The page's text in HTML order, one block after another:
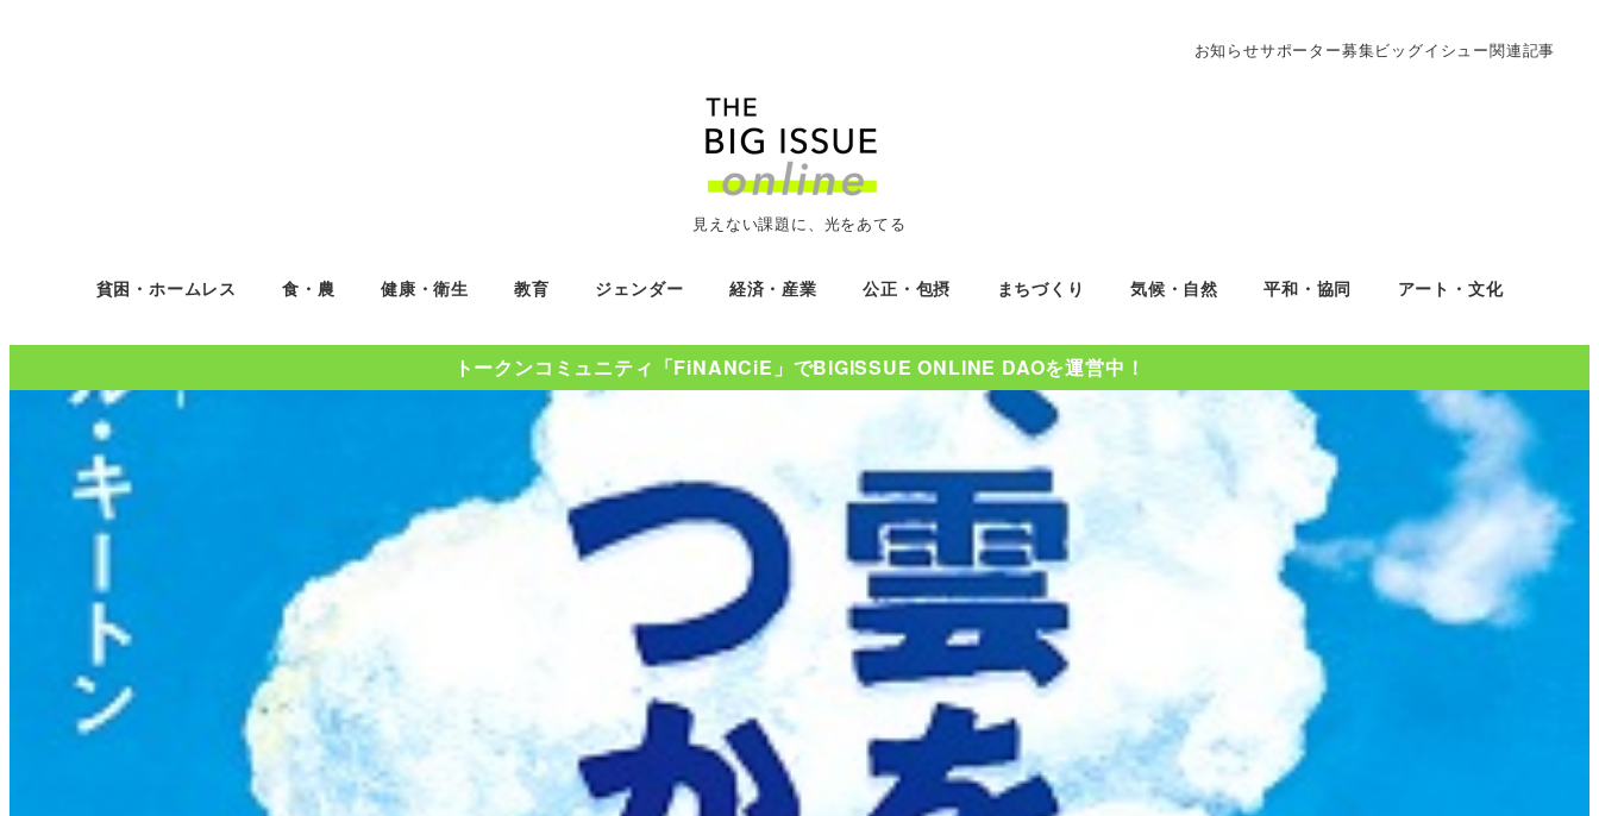
お知らせサポーター募集ビッグイシュー関連記事
見えない課題に、光をあてる
貧困・ホームレス 食・農 健康・衛生 教育 ジェンダー 経済・産業 公正・包摂 まちづくり 気候・自然 平和・協同 アート・文化
トークンコミュニティ「FiNANCiE」でBIGISSUE ONLINE DAOを運営中！